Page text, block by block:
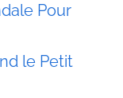
Pour
le Petit